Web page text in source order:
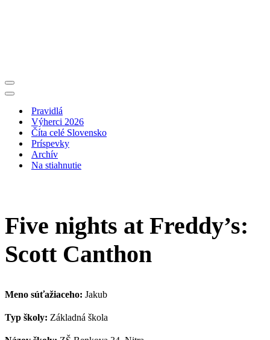
Menu
navigácie
Menu
navigáciePravidlá
Výherci 2026
Číta celé Slovensko
Príspevky
Archív
Na stiahnutie
Five nights at Freddy’s:
Scott Canthon
Meno súťažiaceho: Jakub
Typ školy: Základná škola